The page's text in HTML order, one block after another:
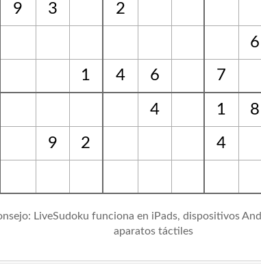
9 3 2
6
1
4 6 7
4 1 8
9 2
4
LiveSudoku funciona en iPads, dispositivos
aparatos táctiles